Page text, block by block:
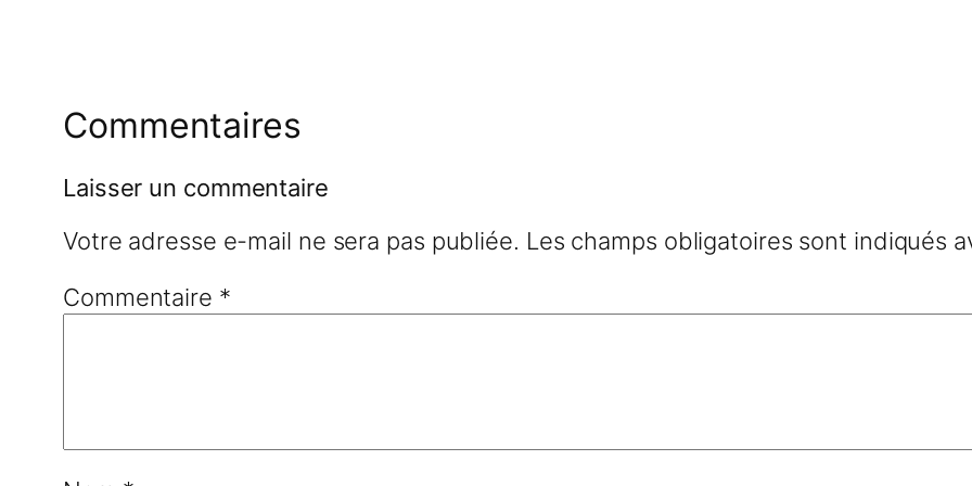
Commentaires
Laisser un commentaire
Votre adresse e-mail ne sera pas publiée. Les champs obligatoires sont indiqués
Commentaire *